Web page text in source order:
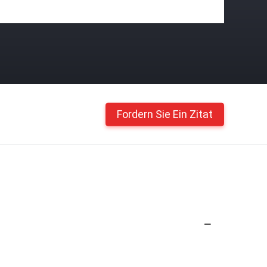
Fordern Sie Ein Zitat